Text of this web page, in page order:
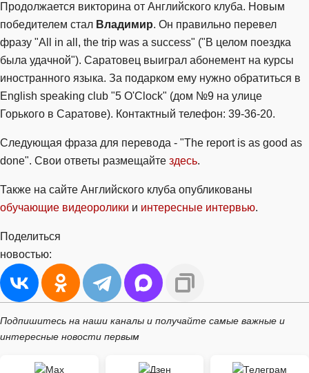
Продолжается викторина от Английского клуба. Новым
победителем стал Владимир. Он правильно перевел
фразу "All in all, the trip was a success" ("В целом поездка
была удачной"). Саратовец выиграл абонемент на курсы
иностранного языка. За подарком ему нужно обратиться в
English speaking club "5 O'Clock" (дом №9 на улице
Горького в Саратове). Контактный телефон: 39-36-20.
Следующая фраза для перевода - "The report is as good as
done". Свои ответы размещайте здесь.
Также на сайте Английского клуба опубликованы
обучающие видеоролики и интересные интервью.
Поделиться
новостью:
Подпишитесь на наши каналы и получайте самые важные и
интересные новости первым